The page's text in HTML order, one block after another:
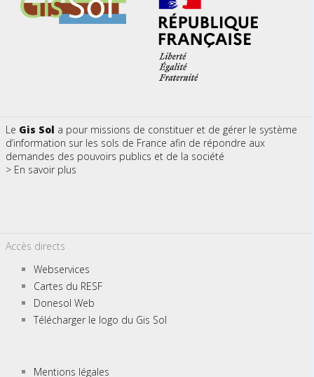
Le Gis Sol a pour missions de constituer et de gérer le système
d’information sur les sols de France afin de répondre aux
demandes des pouvoirs publics et de la société
> En savoir plus
Accès directs
Webservices
Cartes du RESF
Donesol Web
Télécharger le logo du Gis Sol
Mentions légales